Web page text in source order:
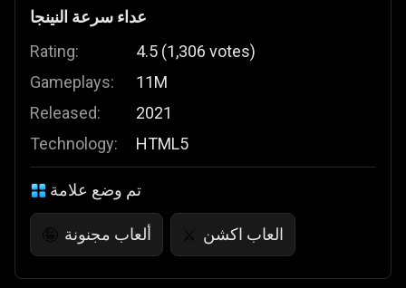
عداء سرعة النينجا
Rating:
Gameplays:
Released:
Technology:
4.5 (1,306 votes)
11M
2021
HTML5
تم وضع علامة
🤪 ألعاب مجنونة ⚔️ العاب اكشن